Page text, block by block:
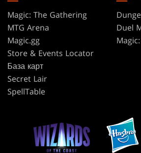
Magic: The Gathering
MTG Arena
Magic.gg
Store & Events Locator
База карт
Secret Lair
SpellTable
Duel